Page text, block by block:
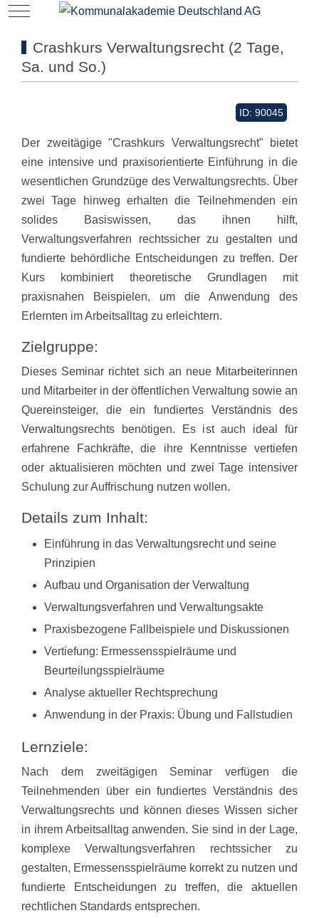
Mobile Menu Toggle
Crashkurs Verwaltungsrecht (2 Tage,
Sa. und So.)
ID: 90045
Der zweitägige "Crashkurs Verwaltungsrecht" bietet
eine intensive und praxisorientierte Einführung in die
wesentlichen Grundzüge des Verwaltungsrechts. Über
zwei Tage hinweg erhalten die Teilnehmenden ein
solides Basiswissen, das ihnen hilft,
Verwaltungsverfahren rechtssicher zu gestalten und
fundierte behördliche Entscheidungen zu treffen. Der
Kurs kombiniert theoretische Grundlagen mit
praxisnahen Beispielen, um die Anwendung des
Erlernten im Arbeitsalltag zu erleichtern.
Zielgruppe:
Dieses Seminar richtet sich an neue Mitarbeiterinnen
und Mitarbeiter in der öffentlichen Verwaltung sowie an
Quereinsteiger, die ein fundiertes Verständnis des
Verwaltungsrechts benötigen. Es ist auch ideal für
erfahrene Fachkräfte, die ihre Kenntnisse vertiefen
oder aktualisieren möchten und zwei Tage intensiver
Schulung zur Auffrischung nutzen wollen.
Details zum Inhalt:
Einführung in das Verwaltungsrecht und seine
Prinzipien
Aufbau und Organisation der Verwaltung
Verwaltungsverfahren und Verwaltungsakte
Praxisbezogene Fallbeispiele und Diskussionen
Vertiefung: Ermessensspielräume und
Beurteilungsspielräume
Analyse aktueller Rechtsprechung
Anwendung in der Praxis: Übung und Fallstudien
Lernziele:
Nach dem zweitägigen Seminar verfügen die
Teilnehmenden über ein fundiertes Verständnis des
Verwaltungsrechts und können dieses Wissen sicher
in ihrem Arbeitsalltag anwenden. Sie sind in der Lage,
komplexe Verwaltungsverfahren rechtssicher zu
gestalten, Ermessensspielräume korrekt zu nutzen und
fundierte Entscheidungen zu treffen, die aktuellen
rechtlichen Standards entsprechen.